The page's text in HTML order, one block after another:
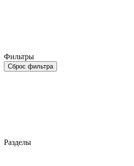
Фильтры
Сброс фильтра
Разделы